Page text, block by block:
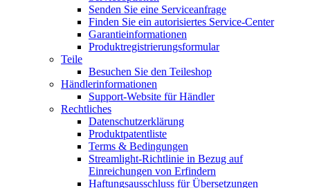
Senden Sie eine Serviceanfrage
Finden Sie ein autorisiertes Service-Center
Garantieinformationen
Produktregistrierungsformular
Teile
Besuchen Sie den Teileshop
Händlerinformationen
Support-Website für Händler
Rechtliches
Datenschutzerklärung
Produktpatentliste
Terms & Bedingungen
Streamlight-Richtlinie in Bezug auf
Einreichungen von Erfindern
Haftungsausschluss für Übersetzungen